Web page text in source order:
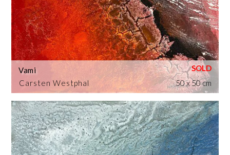
Carsten Westphal
Vami
50 x 50 cm